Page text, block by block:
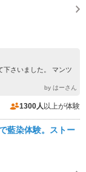
下さいました。 マンツ
by はーさん
1300人 以上が体験
藍染体験。ストー